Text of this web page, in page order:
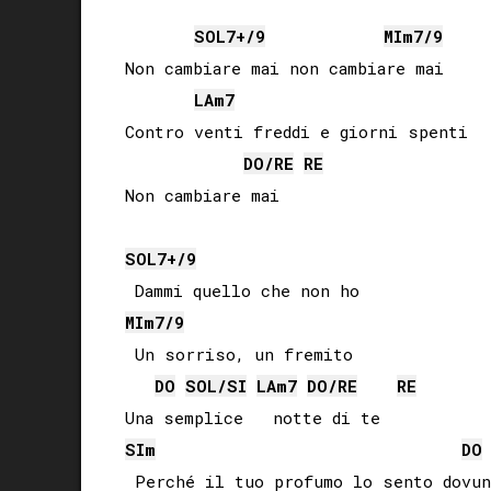
SOL7+/9 MIm7/9
Non cambiare mai non cambiare mai
LAm7
Contro venti freddi e giorni spenti
DO/RE RE
Non cambiare mai
SOL7+/9
MIm7/9
Un sorriso, un fremito
DO SOL/SI LAm7 DO/RE
RE
SIm
DO
Perché il tuo profumo lo sento